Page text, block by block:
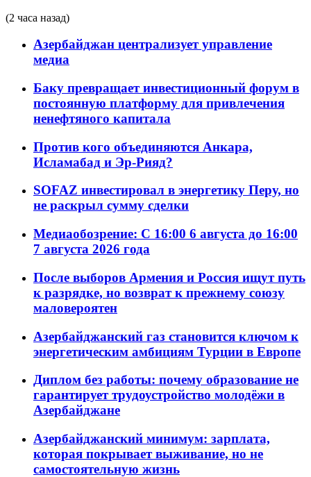
(2 часа назад)
Азербайджан централизует управление
медиа
Баку превращает инвестиционный форум в
постоянную платформу для привлечения
ненефтяного капитала
Против кого объединяются Анкара,
Исламабад и Эр-Рияд?
SOFAZ инвестировал в энергетику Перу, но
не раскрыл сумму сделки
Медиаобозрение: С 16:00 6 августа до 16:00
7 августа 2026 года
После выборов Армения и Россия ищут путь
к разрядке, но возврат к прежнему союзу
маловероятен
Азербайджанский газ становится ключом к
энергетическим амбициям Турции в Европе
Диплом без работы: почему образование не
гарантирует трудоустройство молодёжи в
Азербайджане
Азербайджанский минимум: зарплата,
которая покрывает выживание, но не
самостоятельную жизнь